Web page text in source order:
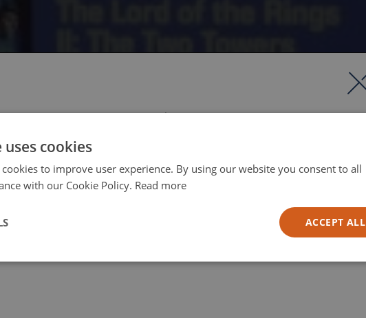
your region/language
cookies
to improve user experience. By using our website you consent to all
with our Cookie Policy. Read more
ACCEPT ALL